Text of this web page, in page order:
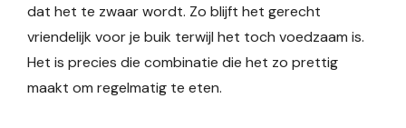
dat het te zwaar wordt. Zo blijft het gerecht
vriendelijk voor je buik terwijl het toch voedzaam is.
Het is precies die combinatie die het zo prettig
maakt om regelmatig te eten.